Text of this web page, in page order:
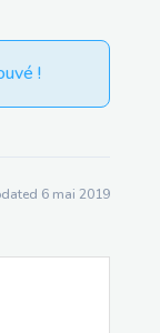
!
6 mai 2019